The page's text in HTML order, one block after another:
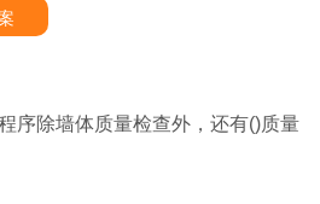
序除墙体质量检查外，还有()质量